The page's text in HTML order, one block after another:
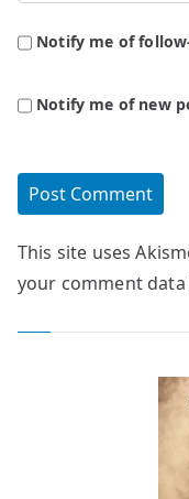
Notify me of
Notify me of new
This site uses
your comment data